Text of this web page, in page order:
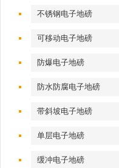
不锈钢电子地磅
可移动电子地磅
防爆电子地磅
防水防腐电子地磅
带斜坡电子地磅
单层电子地磅
缓冲电子地磅